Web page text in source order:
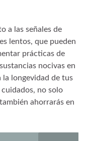
a las señales de
lentos, que pueden
prácticas de
nocivas en
la longevidad de tus
no solo
ahorrarás en